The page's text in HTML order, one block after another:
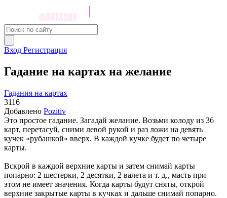
Вход Регистрация
Гадание на картах на желание
Гадания на картах
3116
Добавлено Pozitiv
Это простое гадание. Загадай желание. Возьми колоду из 36
карт, перетасуй, сними левой рукой и раз ложи на девять
кучек «рубашкой» вверх. В каждой кучке будет по четыре
карты.
Вскрой в каждой верхние карты и затем снимай карты
попарно: 2 шестерки, 2 десятки, 2 валета и т. д., масть при
этом не имеет значения. Когда карты будут сняты, открой
верхние закрытые карты в кучках и дальше снимай попарно.